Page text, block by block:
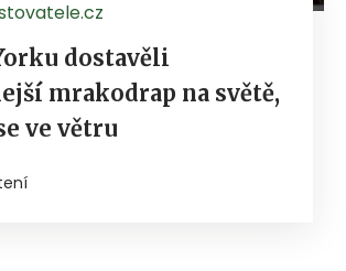
dostavěli
mrakodrap na světě,
ve větru